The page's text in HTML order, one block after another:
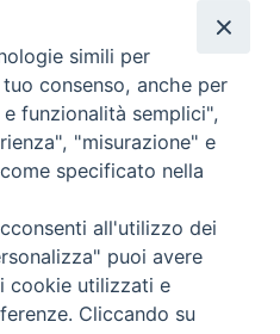
simili per
consenso, anche per
funzionalità semplici",
"misurazione" e
specificato nella
all'utilizzo dei
puoi avere
cookie utilizzati e
Cliccando su